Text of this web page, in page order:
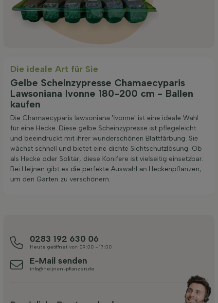
Die ideale Art für Sie
Gelbe Scheinzypresse Chamaecyparis
Lawsoniana Ivonne 180-200 cm - Ballen
kaufen
Die Chamaecyparis lawsoniana 'Ivonne' ist eine ideale Wahl
für eine Hecke. Diese gelbe Scheinzypresse ist pflegeleicht
und beeindruckt mit ihrer wunderschönen Blattfärbung. Sie
wächst schnell und bietet eine dichte Sichtschutzlösung. Ob
als Hecke oder Solitär, diese Konifere ist vielseitig einsetzbar.
Bei Heijnen gibt es die perfekte Auswahl an Heckenpflanzen,
um den Garten zu verschönern.
0283 192 630 06
Heute geöffnet von 09:00 - 17:00
E-Mail senden
info@heijnen-pflanzen.de